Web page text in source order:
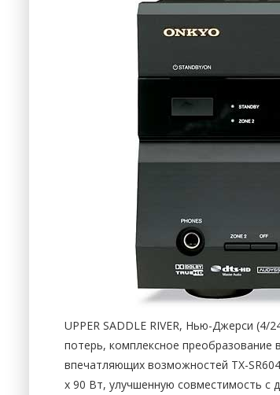
UPPER SADDLE RIVER, Нью-Джерси (4/
потерь, комплексное преобразование
впечатляющих возможностей TX-
x 90 Вт, улучшенную совместимость с